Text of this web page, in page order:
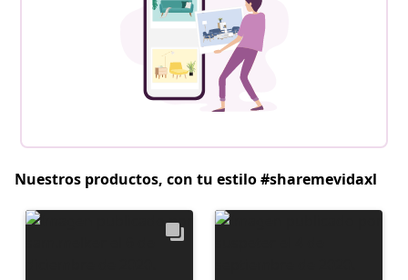
Nuestros productos, con tu estilo #sharemevidaxl